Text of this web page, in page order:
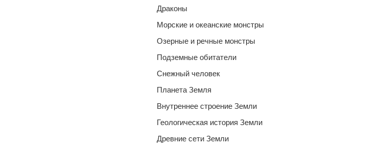
Драконы
Морские и океанские монстры
Озерные и речные монстры
Подземные обитатели
Снежный человек
Планета Земля
Внутреннее строение Земли
Геологическая история Земли
Древние сети Земли